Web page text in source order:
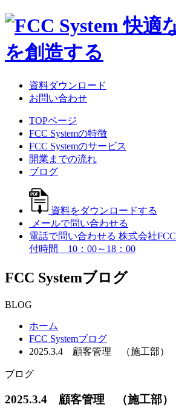
資料ダウンロード
お問い合わせ
TOPページ
FCC Systemの特徴
FCC Systemのサービス
開業までの流れ
ブログ
資料をダウンロードする
メールで問い合わせる
電話で問い合わせる 株式会社FCC
付時間 10：00～18：00
FCC Systemブログ
BLOG
ホーム
FCC Systemブログ
2025.3.4 顧客管理 （施工部）
ブログ
2025.3.4 顧客管理 （施工部）